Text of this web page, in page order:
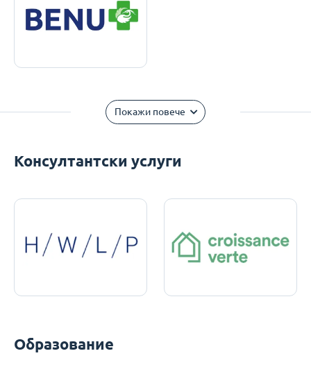
Покажи повече
Консултантски услуги
Образование